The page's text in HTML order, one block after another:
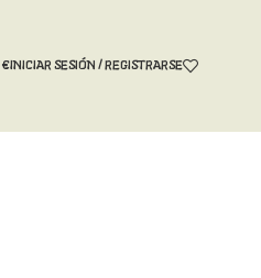
€INICIAR SESIÓN / REGISTRARSE